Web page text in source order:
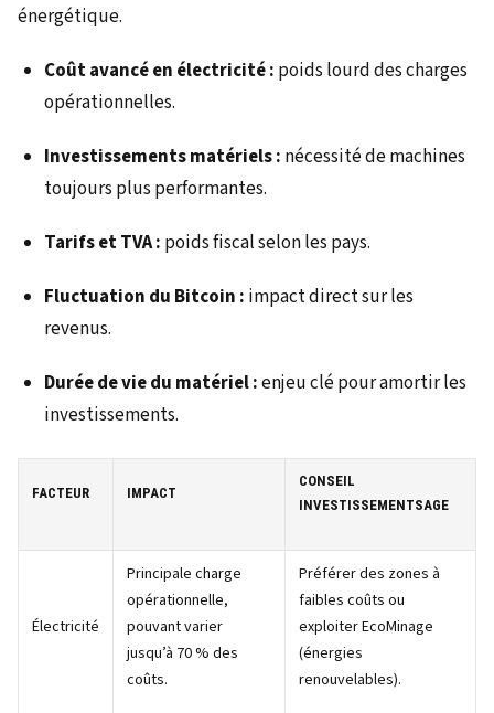
énergétique.
Coût avancé en électricité : poids lourd des charges
opérationnelles.
Investissements matériels : nécessité de machines
toujours plus performantes.
Tarifs et TVA : poids fiscal selon les pays.
Fluctuation du Bitcoin : impact direct sur les
revenus.
Durée de vie du matériel :enjeu clé pour amortir les
investissements.
FACTEUR IMPACT
CONSEIL
INVESTISSEMENTSAGE
Électricité
Principale charge
opérationnelle,
pouvant varier
jusqu’à 70 % des
coûts.
Préférer des zones à
faibles coûts ou
exploiter EcoMinage
(énergies
renouvelables).